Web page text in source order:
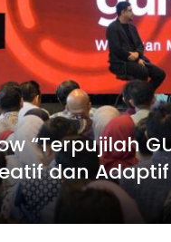
“Terpujilah
dan